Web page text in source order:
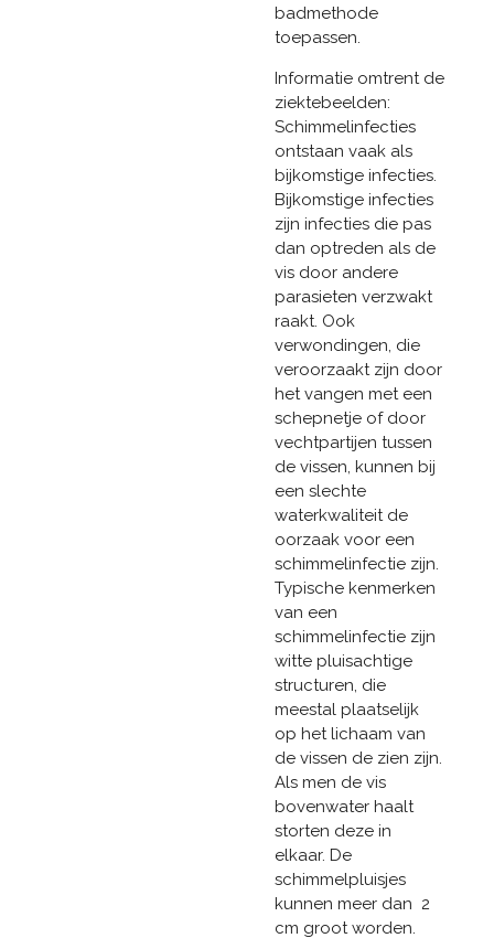
badmethode
toepassen.
Informatie omtrent de
ziektebeelden:
Schimmelinfecties
ontstaan vaak als
bijkomstige infecties.
Bijkomstige infecties
zijn infecties die pas
dan optreden als de
vis door andere
parasieten verzwakt
raakt. Ook
verwondingen, die
veroorzaakt zijn door
het vangen met een
schepnetje of door
vechtpartijen tussen
de vissen, kunnen bij
een slechte
waterkwaliteit de
oorzaak voor een
schimmelinfectie zijn.
Typische kenmerken
van een
schimmelinfectie zijn
witte pluisachtige
structuren, die
meestal plaatselijk
op het lichaam van
de vissen de zien zijn.
Als men de vis
bovenwater haalt
storten deze in
elkaar. De
schimmelpluisjes
kunnen meer dan 2
cm groot worden.